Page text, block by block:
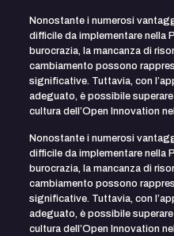
Nonostante i numerosi
difficile da implementare nella
burocrazia, la mancanza di
cambiamento possono
significative. Tuttavia, con
adeguato, è possibile
cultura dell’Open Innovation
Nonostante i numerosi
difficile da implementare nella
burocrazia, la mancanza di
cambiamento possono
significative. Tuttavia, con
adeguato, è possibile
cultura dell’Open Innovation